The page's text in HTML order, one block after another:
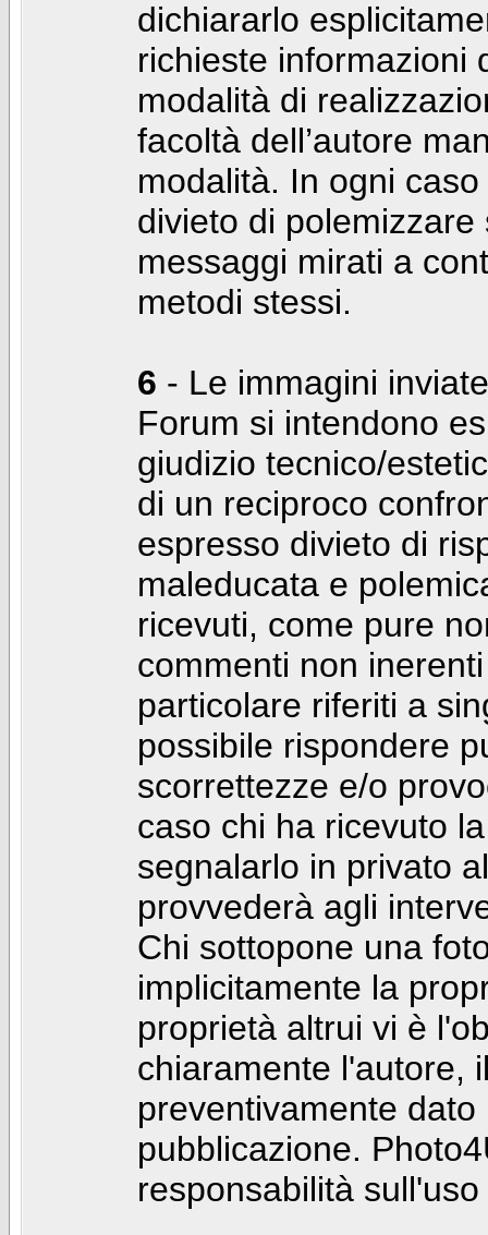
dichiararlo
richieste informazioni
modalità di
facoltà dell’autore
modalità. In ogni
divieto di
messaggi mirati a
metodi stessi.
6 - Le immagini
Forum si intendono
giudizio tecnico/
di un reciproco
espresso divieto di
maleducata e
ricevuti, come pure
commenti non
particolare riferiti a
possibile rispondere
scorrettezze e/o
caso chi ha ricevuto
segnalarlo in privato
provvederà agli
Chi sottopone una
implicitamente la
proprietà altrui vi è
chiaramente l'autore,
preventivamente
pubblicazione.
responsabilità